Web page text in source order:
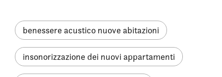
benessere acustico nuove abitazioni
insonorizzazione dei nuovi appartamenti